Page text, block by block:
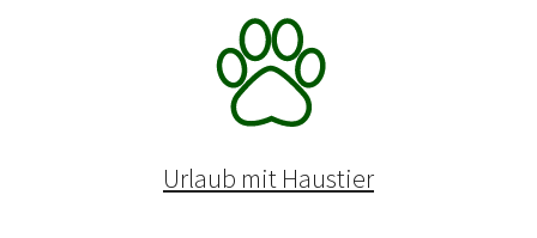
Urlaub mit Haustier